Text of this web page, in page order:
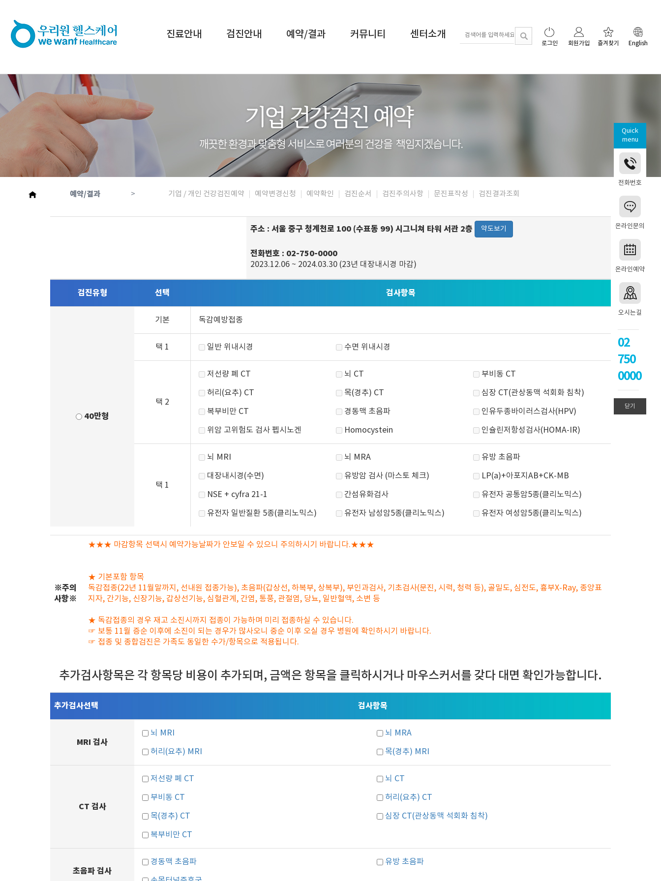
Quick
menu
전화번호
온라인문의
온라인예약
오시는길
02
750
0000
닫기
진료안내 검진안내 예약/결과 커뮤니티 센터소개
로그인 회원가입 즐겨찾기 English
예약/결과 > 기업 / 개인 건강검진예약 예약변경신청 예약확인 검진순서 검진주의사항 문진표작성 검진결과조회
주소 : 서울 중구 청계천로 100 (수표동 99) 시그니쳐 타워 서관 2층 약도보기
전화번호 : 02-750-0000
2023.12.06 ~ 2024.03.30 (23년 대장내시경 마감)
검진유형 선택 검사항목
40만형
기본 독감예방접종
택 1 일반 위내시경 수면 위내시경
택 2
저선량 폐 CT 뇌 CT 부비동 CT
허리(요추) CT 목(경추) CT 심장 CT(관상동맥 석회화 침착)
복부비만 CT 경동맥 초음파 인유두종바이러스검사(HPV)
위암 고위험도 검사 펩시노겐 Homocystein 인슐린저항성검사(HOMA-IR)
택 1
뇌 MRI 뇌 MRA 유방 초음파
대장내시경(수면) 유방암 검사 (마스토 체크) LP(a)+아포지AB+CK-MB
NSE + cyfra 21-1 간섬유화검사 유전자 공통암5종(클리노믹스)
유전자 일반질환 5종(클리노믹스) 유전자 남성암5종(클리노믹스) 유전자 여성암5종(클리노믹스)
※주의
사항※
★★★ 마감항목 선택시 예약가능날짜가 안보일 수 있으니 주의하시기 바랍니다.★★★
★ 기본포함 항목
독감접종(22년 11월말까지, 선내원 접종가능), 초음파(갑상선, 하복부, 상복부), 부인과검사, 기초검사(문진, 시력, 청력 등), 골밀도, 심전도, 흉부X-Ray, 종양표
지자, 간기능, 신장기능, 갑상선기능, 심혈관계, 간염, 통풍, 관절염, 당뇨, 일반혈액, 소변 등
★ 독감접종의 경우 재고 소진시까지 접종이 가능하며 미리 접종하실 수 있습니다.
☞ 보통 11월 증순 이후에 소진이 되는 경우가 많사오니 중순 이후 오실 경우 병원에 확인하시기 바랍니다.
☞ 접종 및 종합검진은 가족도 동일한 수가/항목으로 적용됩니다.
추가검사항목은 각 항목당 비용이 추가되며, 금액은 항목을 클릭하시거나 마우스커서를 갖다 대면 확인가능합니다.
추가검사선택 검사항목
MRI 검사
뇌 MRI 뇌 MRA
허리(요추) MRI 목(경추) MRI
CT 검사
저선량 폐 CT 뇌 CT
부비동 CT 허리(요추) CT
목(경추) CT 심장 CT(관상동맥 석회화 침착)
복부비만 CT
초음파 검사
경동맥 초음파 유방 초음파